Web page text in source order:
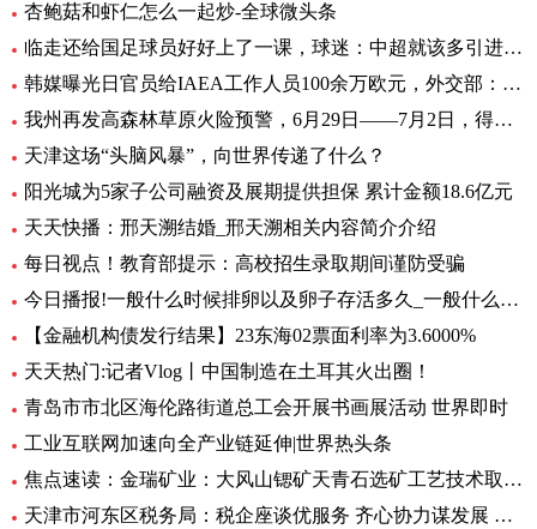
杏鲍菇和虾仁怎么一起炒-全球微头条
临走还给国足球员好好上了一课，球迷：中超就该多引进这样的外援
韩媒曝光日官员给IAEA工作人员100余万欧元，外交部：日政府有责任作出解释 环球热文
我州再发高森林草原火险预警，6月29日——7月2日，得荣县为黄色预警区域
天津这场“头脑风暴”，向世界传递了什么？
阳光城为5家子公司融资及展期提供担保 累计金额18.6亿元
天天快播：邢天溯结婚_邢天溯相关内容简介介绍
每日视点！教育部提示：高校招生录取期间谨防受骗
今日播报!一般什么时候排卵以及卵子存活多久_一般什么时候排卵
【金融机构债发行结果】23东海02票面利率为3.6000%
天天热门:记者Vlog丨中国制造在土耳其火出圈！
青岛市市北区海伦路街道总工会开展书画展活动 世界即时
工业互联网加速向全产业链延伸|世界热头条
焦点速读：金瑞矿业：大风山锶矿天青石选矿工艺技术取得重大进展
天津市河东区税务局：税企座谈优服务 齐心协力谋发展 全球微头条